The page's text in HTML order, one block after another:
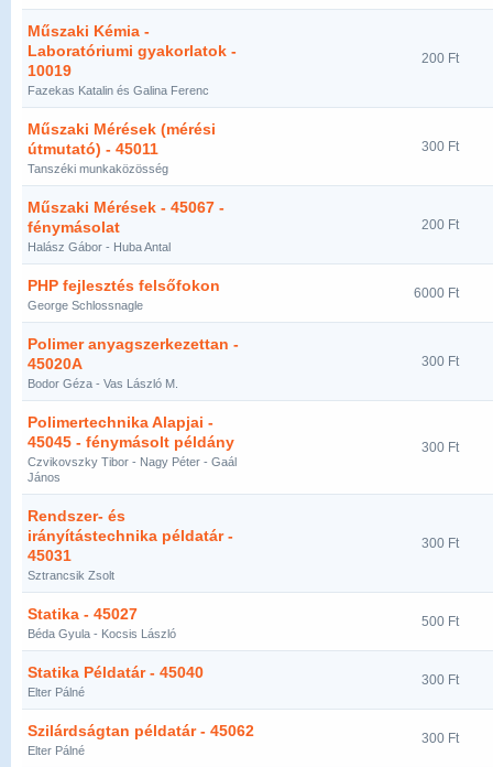
Műszaki Kémia -
Laboratóriumi gyakorlatok -
10019
Fazekas Katalin és Galina Ferenc
200 Ft
Műszaki Mérések (mérési
útmutató) - 45011
Tanszéki munkaközösség
300 Ft
Műszaki Mérések - 45067 -
fénymásolat
Halász Gábor - Huba Antal
200 Ft
PHP fejlesztés felsőfokon
George Schlossnagle
6000 Ft
Polimer anyagszerkezettan -
45020A
Bodor Géza - Vas László M.
300 Ft
Polimertechnika Alapjai -
45045 - fénymásolt példány
Czvikovszky Tibor - Nagy Péter - Gaál
János
300 Ft
Rendszer- és
irányítástechnika példatár -
45031
Sztrancsik Zsolt
300 Ft
Statika - 45027
Béda Gyula - Kocsis László
500 Ft
Statika Példatár - 45040
Elter Pálné
300 Ft
Szilárdságtan példatár - 45062
Elter Pálné
300 Ft